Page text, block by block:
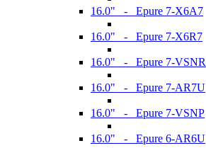
16.0" - Epure 7-X6A7
16.0" - Epure 7-X6R7
16.0" - Epure 7-VSNR
16.0" - Epure 7-AR7U
16.0" - Epure 7-VSNP
16.0" - Epure 6-AR6U